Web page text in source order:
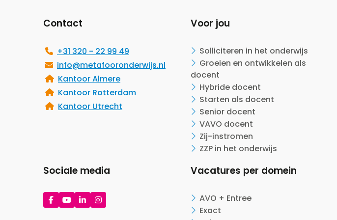
Contact
+31 320 - 22 99 49
info@metafooronderwijs.nl
Kantoor Almere
Kantoor Rotterdam
Kantoor Utrecht
Sociale media
Ga
naar
Ga
naar
Ga
naar
Ga
naar
Voor jou
Solliciteren in het onderwijs
Groeien en ontwikkelen als
docent
Hybride docent
Starten als docent
Senior docent
VAVO docent
Zij-instromen
ZZP in het onderwijs
Vacatures per domein
AVO + Entree
Exact